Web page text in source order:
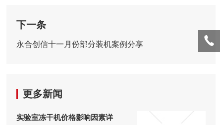
下一条
永合创信十一月份部分装机案例分享
更多新闻
实验室冻干机价格影响因素详